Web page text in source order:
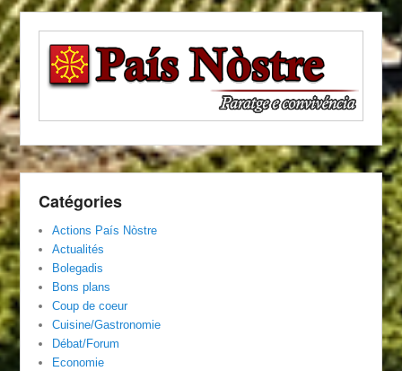
Catégories
Actions País Nòstre
Actualités
Bolegadis
Bons plans
Coup de coeur
Cuisine/Gastronomie
Débat/Forum
Economie